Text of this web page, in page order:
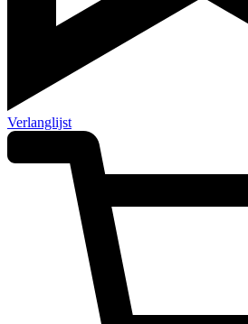
Verlanglijst